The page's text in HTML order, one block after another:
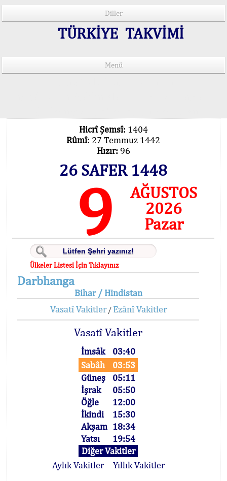
Diller
TÜRKİYE TAKVİMİ
Menü
Hicrî Şemsî: 1404
Rûmî: 27 Temmuz 1442
Hızır: 96
26 SAFER 1448
9
AĞUSTOS
2026
Pazar
Ülkeler Listesi İçin Tıklayınız
Darbhanga
Bihar / Hindistan
Vasatî Vakitler/ Ezânî Vakitler
Vasatî Vakitler
İmsâk
03:40
Sabâh
03:53
Güneş
05:11
İşrak
05:50
Öğle
12:00
İkindi
15:30
Akşam 18:34
Yatsı
19:54
Diğer Vakitler
Aylık Vakitler
Yıllık Vakitler